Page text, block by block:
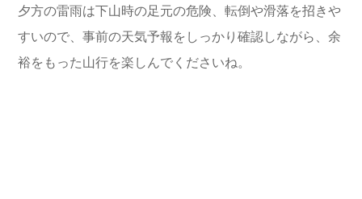
夕方の雷雨は下山時の足元の危険、転倒や滑落を招きや
すいので、事前の天気予報をしっかり確認しながら、余
裕をもった山行を楽しんでくださいね。